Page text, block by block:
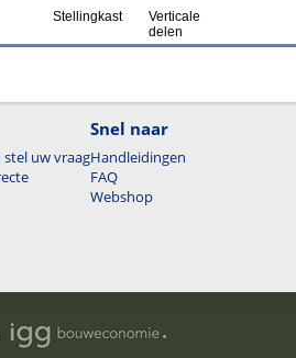
Stellingkast
Verticale
delen
stel uw vraag
Snel naar
Handleidingen
FAQ
Webshop